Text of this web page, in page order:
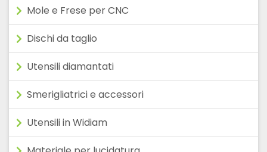
Mole e Frese per CNC
Dischi da taglio
Utensili diamantati
Smerigliatrici e accessori
Utensili in Widiam